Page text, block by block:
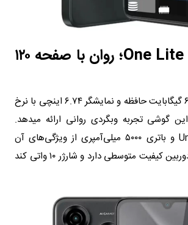
۳. تی‌سی‌اچ One Lite؛ روان با صفحه ۱۲۰
با ۴ گیگابایت رم، ۶۴ گیگابایت حافظه و نمایشگر ۶.۷۴ اینچی با نرخ
هرتز، این گوشی تجربه وبگردی روانی ارائه میدهد.
تراشه Unisoc T615 و باتری ۵۰۰۰ میلی‌آمپری از ویژگی‌های آن
است. نقاط منفی: دوربین کیفیت متوسطی دارد و شارژر ۱۰ واتی کند